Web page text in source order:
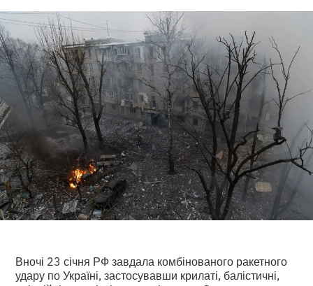
Вночі 23 січня РФ завдала комбінованого ракетного
удару по Україні, застосувавши крилаті, балістичні,